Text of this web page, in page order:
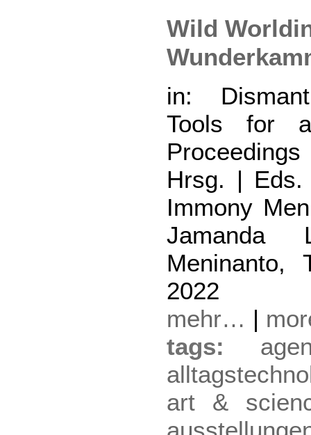
Wild
in:
Tools for
Hrsg. | Eds.
Immony
Jamanda
Meninanto,
2022
mehr… |
tags:
art &